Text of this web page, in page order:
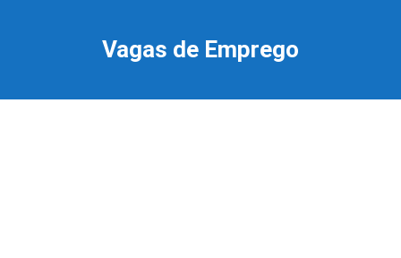
Vagas de Emprego